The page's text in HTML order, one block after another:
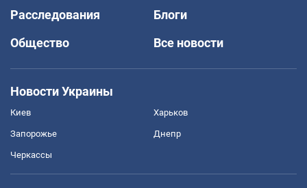
Расследования
Блоги
Общество
Все новости
Новости Украины
Киев Харьков
Запорожье Днепр
Черкассы